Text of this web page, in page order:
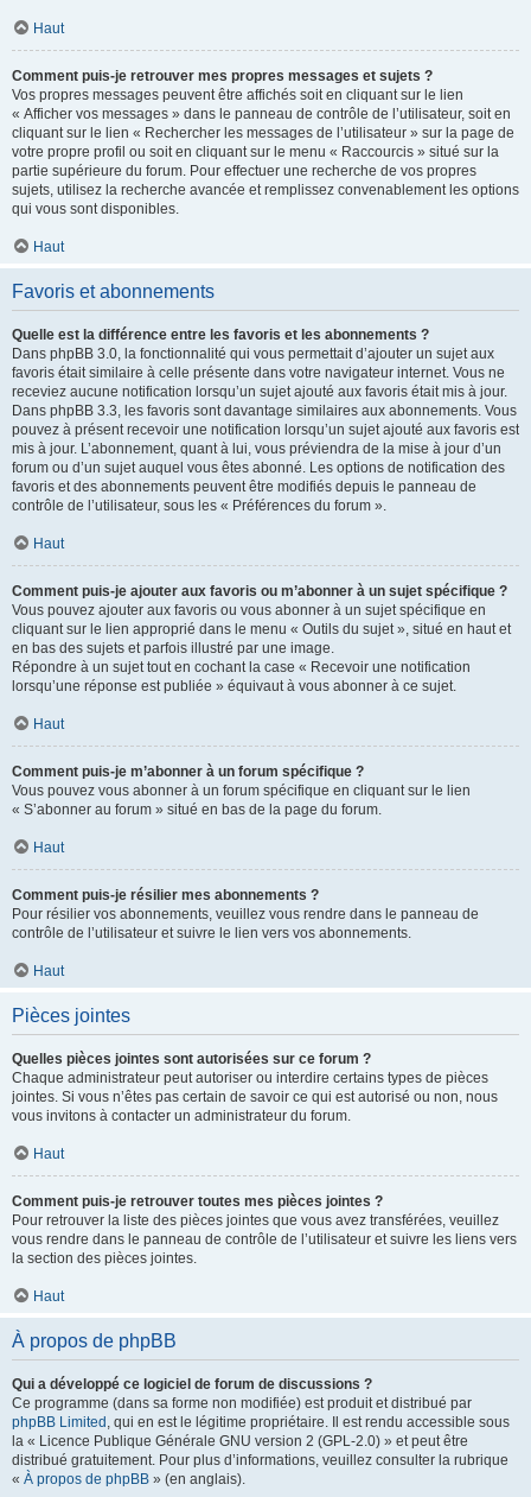
Haut
Comment puis-je retrouver mes propres messages et sujets ?
Vos propres messages peuvent être affichés soit en cliquant sur le lien
« Afficher vos messages » dans le panneau de contrôle de l’utilisateur, soit en
cliquant sur le lien « Rechercher les messages de l’utilisateur » sur la page de
votre propre profil ou soit en cliquant sur le menu « Raccourcis » situé sur la
partie supérieure du forum. Pour effectuer une recherche de vos propres
sujets, utilisez la recherche avancée et remplissez convenablement les options
qui vous sont disponibles.
Haut
Favoris et abonnements
Quelle est la différence entre les favoris et les abonnements ?
Dans phpBB 3.0, la fonctionnalité qui vous permettait d’ajouter un sujet aux
favoris était similaire à celle présente dans votre navigateur internet. Vous ne
receviez aucune notification lorsqu’un sujet ajouté aux favoris était mis à jour.
Dans phpBB 3.3, les favoris sont davantage similaires aux abonnements. Vous
pouvez à présent recevoir une notification lorsqu’un sujet ajouté aux favoris est
mis à jour. L’abonnement, quant à lui, vous préviendra de la mise à jour d’un
forum ou d’un sujet auquel vous êtes abonné. Les options de notification des
favoris et des abonnements peuvent être modifiés depuis le panneau de
contrôle de l’utilisateur, sous les « Préférences du forum ».
Haut
Comment puis-je ajouter aux favoris ou m’abonner à un sujet spécifique ?
Vous pouvez ajouter aux favoris ou vous abonner à un sujet spécifique en
cliquant sur le lien approprié dans le menu « Outils du sujet », situé en haut et
en bas des sujets et parfois illustré par une image.
Répondre à un sujet tout en cochant la case « Recevoir une notification
lorsqu’une réponse est publiée » équivaut à vous abonner à ce sujet.
Haut
Comment puis-je m’abonner à un forum spécifique ?
Vous pouvez vous abonner à un forum spécifique en cliquant sur le lien
« S’abonner au forum » situé en bas de la page du forum.
Haut
Comment puis-je résilier mes abonnements ?
Pour résilier vos abonnements, veuillez vous rendre dans le panneau de
contrôle de l’utilisateur et suivre le lien vers vos abonnements.
Haut
Pièces jointes
Quelles pièces jointes sont autorisées sur ce forum ?
Chaque administrateur peut autoriser ou interdire certains types de pièces
jointes. Si vous n’êtes pas certain de savoir ce qui est autorisé ou non, nous
vous invitons à contacter un administrateur du forum.
Haut
Comment puis-je retrouver toutes mes pièces jointes ?
Pour retrouver la liste des pièces jointes que vous avez transférées, veuillez
vous rendre dans le panneau de contrôle de l’utilisateur et suivre les liens vers
la section des pièces jointes.
Haut
À propos de phpBB
Qui a développé ce logiciel de forum de discussions ?
Ce programme (dans sa forme non modifiée) est produit et distribué par
phpBB Limited , qui en est le légitime propriétaire. Il est rendu accessible sous
la « Licence Publique Générale GNU version 2 (GPL-2.0) » et peut être
distribué gratuitement. Pour plus d’informations, veuillez consulter la rubrique
« À propos de phpBB » (en anglais).